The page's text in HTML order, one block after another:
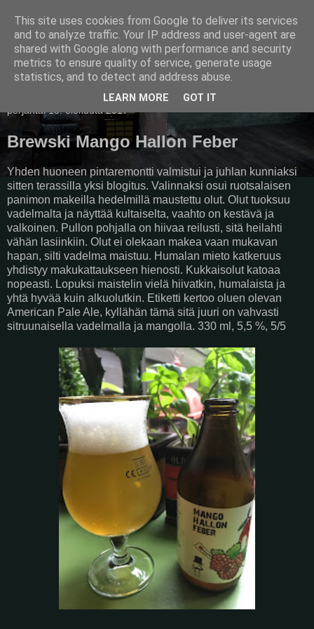
Pullollinen
perjantai 18. elokuuta 2017
Brewski Mango Hallon Feber
Yhden huoneen pintaremontti valmistui ja juhlan kunniaksi
sitten terassilla yksi blogitus. Valinnaksi osui ruotsalaisen
panimon makeilla hedelmillä maustettu olut. Olut tuoksuu
vadelmalta ja näyttää kultaiselta, vaahto on kestävä ja
valkoinen. Pullon pohjalla on hiivaa reilusti, sitä heilahti
vähän lasiinkiin. Olut ei olekaan makea vaan mukavan
hapan, silti vadelma maistuu. Humalan mieto katkeruus
yhdistyy makukattaukseen hienosti. Kukkaisolut katoaa
nopeasti. Lopuksi maistelin vielä hiivatkin, humalaista ja
yhtä hyvää kuin alkuolutkin. Etiketti kertoo oluen olevan
American Pale Ale, kyllähän tämä sitä juuri on vahvasti
sitruunaisella vadelmalla ja mangolla. 330 ml, 5,5 %, 5/5
This site uses cookies from Google to deliver its services
and to analyze traffic. Your IP address and user-agent are
shared with Google along with performance and security
metrics to ensure quality of service, generate usage
statistics, and to detect and address abuse.
LEARN MORE GOT IT